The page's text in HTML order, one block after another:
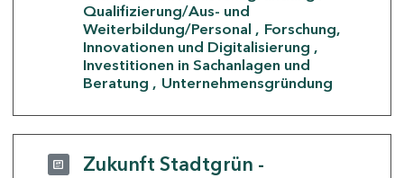
Qualifizierung/Aus- und
Weiterbildung/Personal
Forschung,
Innovationen und Digitalisierung
Investitionen in Sachanlagen und
Beratung
Unternehmensgründung
Zukunft Stadtgrün -